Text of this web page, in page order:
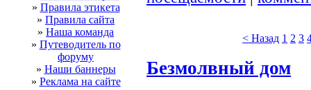
» Правила этикета
» Правила сайта
» Наша команда
» Путеводитель по
форуму
» Наши баннеры
» Реклама на сайте
< Назад 1 2 3
Безмолвный дом